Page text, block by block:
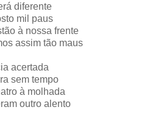
diferente
mil paus
à nossa frente
assim tão maus
acertada
sem tempo
à molhada
outro alento